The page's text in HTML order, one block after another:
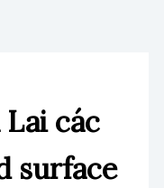
các
surface